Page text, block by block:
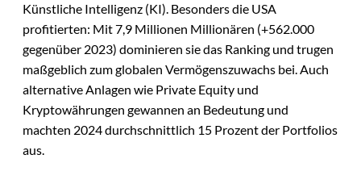
Künstliche Intelligenz (KI). Besonders die USA
profitierten: Mit 7,9 Millionen Millionären (+562.000
gegenüber 2023) dominieren sie das Ranking und trugen
maßgeblich zum globalen Vermögenszuwachs bei. Auch
alternative Anlagen wie Private Equity und
Kryptowährungen gewannen an Bedeutung und
machten 2024 durchschnittlich 15 Prozent der Portfolios
aus.